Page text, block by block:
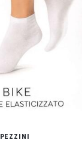
PEZZINI